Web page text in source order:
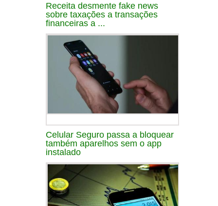
Receita desmente fake news
sobre taxações a transações
financeiras a ...
Celular Seguro passa a bloquear
também aparelhos sem o app
instalado